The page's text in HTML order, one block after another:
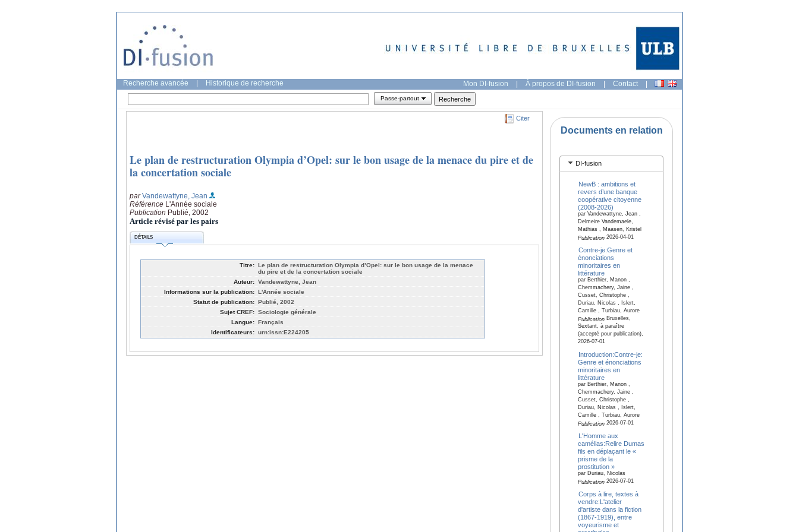
Recherche avancée Historique de recherche Mon DI-fusion | À propos de DI-fusion | Contact |
Passe-partout
Citer
Le plan de restructuration Olympia d’Opel: sur le bon usage de la menace du pire et de
la concertation sociale
parVandewattyne, Jean
Référence L'Année sociale
Publication Publié, 2002
Article révisé par les pairs
DÉTAILS
Titre: Le plan de restructuration Olympia d’Opel: sur le bon usage de la menace
du pire et de la concertation sociale
Auteur: Vandewattyne, Jean
Informations sur la publication: L'Année sociale
Statut de publication: Publié, 2002
Sujet CREF: Sociologie générale
Langue: Français
Identificateurs: urn:issn:E224205
Documents en relation
DI-fusion
NewB : ambitions et
revers d’une banque
coopérative citoyenne
(2008-2026)
par Vandewattyne, Jean ,
Delmeire Vandemaele,
Mathias , Maasen, Kristel
Publication2026-04-01
Contre-je:Genre et
énonciations
minoritaires en
littérature
par Berthier, Manon ,
Chemmachery, Jaine ,
Cusset, Christophe ,
Duriau, Nicolas , Islert,
Camille , Turbiau, Aurore
PublicationBruxelles,
Sextant, à paraître
(accepté pour publication),
2026-07-01
Introduction:Contre-je:
Genre et énonciations
minoritaires en
littérature
par Berthier, Manon ,
Chemmachery, Jaine ,
Cusset, Christophe ,
Duriau, Nicolas , Islert,
Camille , Turbiau, Aurore
Publication2026-07-01
L'Homme aux
camélias:Relire Dumas
fils en déplaçant le «
prisme de la
prostitution »
par Duriau, Nicolas
Publication2026-07-01
Corps à lire, textes à
vendre:L'atelier
d'artiste dans la fiction
(1867-1919), entre
voyeurisme et